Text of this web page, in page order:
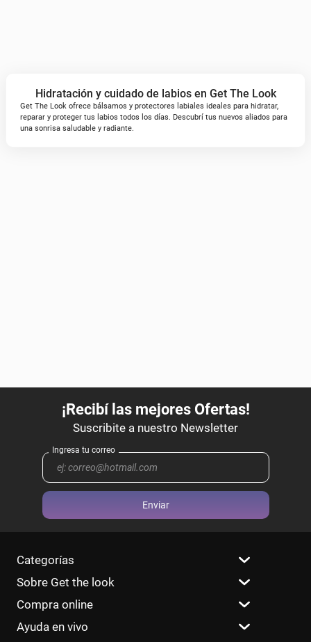
Hidratación y cuidado de labios en Get The Look
Get The Look ofrece bálsamos y protectores labiales ideales para hidratar,
reparar y proteger tus labios todos los días. Descubrí tus nuevos aliados para
una sonrisa saludable y radiante.
Enviar
Categorías
Sobre Get the look
Compra online
Ayuda en vivo